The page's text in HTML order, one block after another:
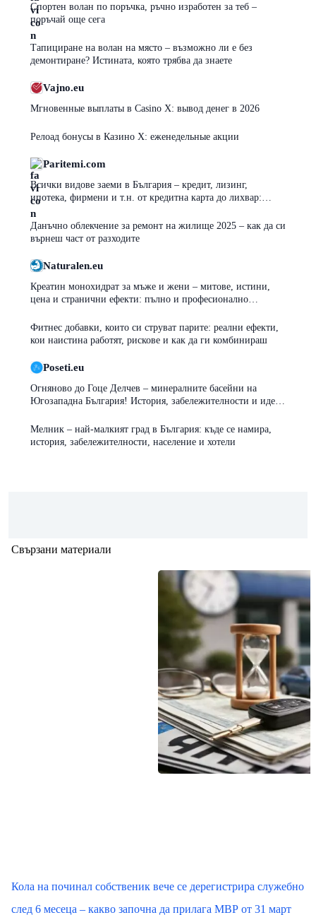
Спортен волан по поръчка, ръчно изработен за теб –
поръчай още сега
Тапициране на волан на място – възможно ли е без
демонтиране? Истината, която трябва да знаете
Vajno.eu
Мгновенные выплаты в Casino X: вывод денег в 2026
Релоад бонусы в Казино Х: еженедельные акции
Paritemi.com
Всички видове заеми в България – кредит, лизинг,
ипотека, фирмени и т.н. от кредитна карта до лихвар:
плюсове, минуси и капани
Данъчно облекчение за ремонт на жилище 2025 – как да си
върнеш част от разходите
Naturalen.eu
Креатин монохидрат за мъже и жени – митове, истини,
цена и странични ефекти: пълно и професионално
Фитнес добавки, които си струват парите: реални ефекти,
кои наистина работят, рискове и как да ги комбинираш
Poseti.eu
Огняново до Гоце Делчев – минералните басейни на
Югозападна България! История, забележителности и идеи
Мелник – най-малкият град в България: къде се намира,
история, забележителности, население и хотели
Свързани материали
Кола на починал собственик вече се дерегистрира служебно
след 6 месеца – какво започна да прилага МВР от 31 март